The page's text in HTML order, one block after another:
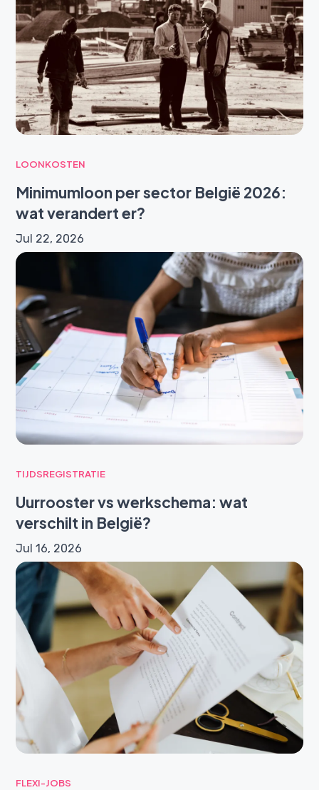
LOONKOSTEN
Minimumloon per sector België 2026:
wat verandert er?
Jul 22, 2026
TIJDSREGISTRATIE
Uurrooster vs werkschema: wat
verschilt in België?
Jul 16, 2026
FLEXI-JOBS